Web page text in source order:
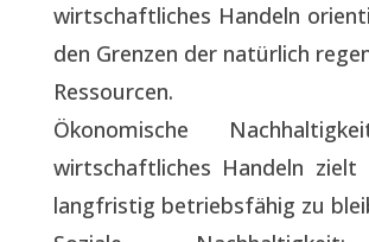
wirtschaftliches Handeln
den Grenzen der natürlich
Ressourcen.
Ökonomische
wirtschaftliches Handeln
langfristig betriebsfähig zu